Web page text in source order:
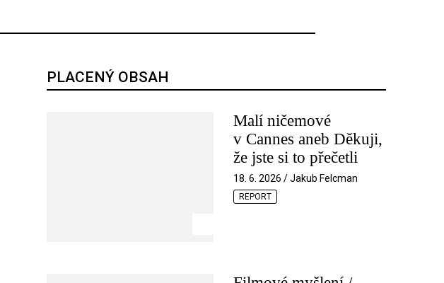
PLACENÝ OBSAH
Malí ničemové
v Cannes aneb Děkuji,
že jste si to přečetli
18. 6. 2026 / Jakub Felcman
REPORT